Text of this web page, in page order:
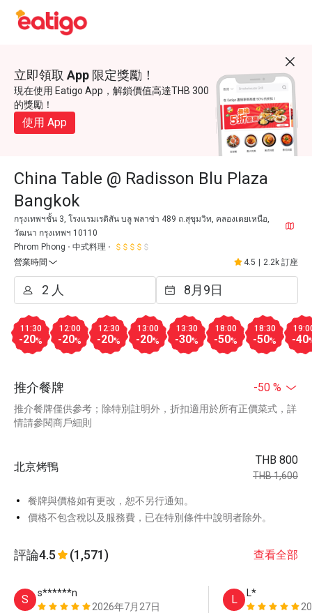
立即領取 App 限定獎勵！
現在使用 Eatigo App，解鎖價值高達THB 300
的獎勵！
使用 App
China Table @ Radisson Blu Plaza
Bangkok
กรุงเทพฯชั้น 3, โรงแรมเรดิสัน บลู พลาซ่า 489 ถ.สุขุมวิท, คลองเตยเหนือ,
วัฒนา กรุงเทพฯ 10110
Phrom Phong
中式料理
營業時間
4.5 2.2k 訂座
11:30
-20%
12:00
-20%
12:30
-20%
13:00
-20%
13:30
-30%
18:00
-50%
18:30
-50% -40
推介餐牌 -50 %
推介餐牌僅供參考；除特別註明外，折扣適用於所有正價菜式，詳
情請參閱商戶細則
北京烤鴨
THB 800
THB 1,600
餐牌與價格如有更改，恕不另行通知。
價格不包含稅以及服務費，已在特別條件中說明者除外。
評論4.5 (1,571) 查看全部
S
s******n
2026年7月27日
L
L*